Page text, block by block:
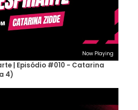
Now Playing
| Episódio #010 - Catarina
4)